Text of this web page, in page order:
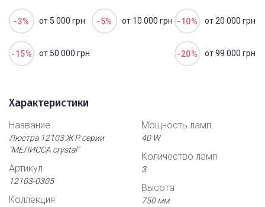
-3% от 5 000 грн -5% от 10 000 грн -10% от 20 000 грн
-15% от 50 000 грн -20% от 99 000 грн
Характеристики
Название
Люстра 12103 Ж Р серии
"МЕЛИССА crystal"
Артикул
12103-0305
Коллекция
Мощность ламп
40 W
Количество ламп
3
Высота
750 мм.